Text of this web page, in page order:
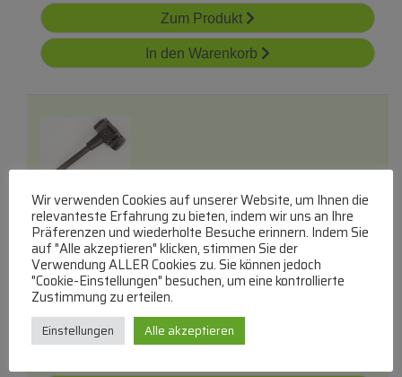
Zum Produkt
In den Warenkorb
H1604010 K200p Seitenständer
NIU
Ständer
lieferbar innerhalb von 3 Tagen
€17,90
Wir verwenden Cookies auf unserer Website, um Ihnen die
relevanteste Erfahrung zu bieten, indem wir uns an Ihre
Präferenzen und wiederholte Besuche erinnern. Indem Sie
auf "Alle akzeptieren" klicken, stimmen Sie der
Verwendung ALLER Cookies zu. Sie können jedoch
"Cookie-Einstellungen" besuchen, um eine kontrollierte
Zustimmung zu erteilen.
Einstellungen Alle akzeptieren